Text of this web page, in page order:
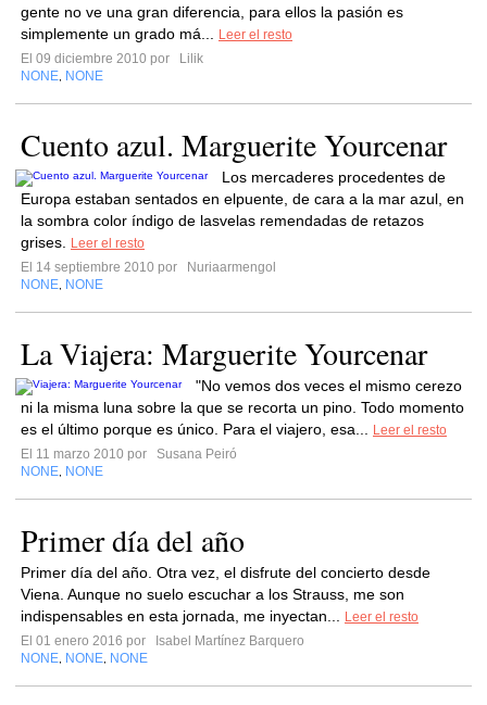
gente no ve una gran diferencia, para ellos la pasión es
simplemente un grado má...
Leer el resto
El 09 diciembre 2010 por
Lilik
NONE NONE
Cuento azul. Marguerite Yourcenar
Los mercaderes procedentes de
Europa estaban sentados en elpuente, de cara a la mar azul, en
la sombra color índigo de lasvelas remendadas de retazos
grises.
Leer el resto
El 14 septiembre 2010 por
Nuriaarmengol
NONE NONE
La Viajera: Marguerite Yourcenar
"No vemos dos veces el mismo cerezo
ni la misma luna sobre la que se recorta un pino. Todo momento
es el último porque es único. Para el viajero, esa...
Leer el resto
El 11 marzo 2010 por
Susana Peiró
NONE NONE
Primer día del año
Primer día del año. Otra vez, el disfrute del concierto desde
Viena. Aunque no suelo escuchar a los Strauss, me son
indispensables en esta jornada, me inyectan...
Leer el resto
El 01 enero 2016 por
Isabel Martínez Barquero
NONE NONE NONE